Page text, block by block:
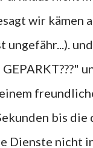
wir kämen
bis die
Dienste nicht